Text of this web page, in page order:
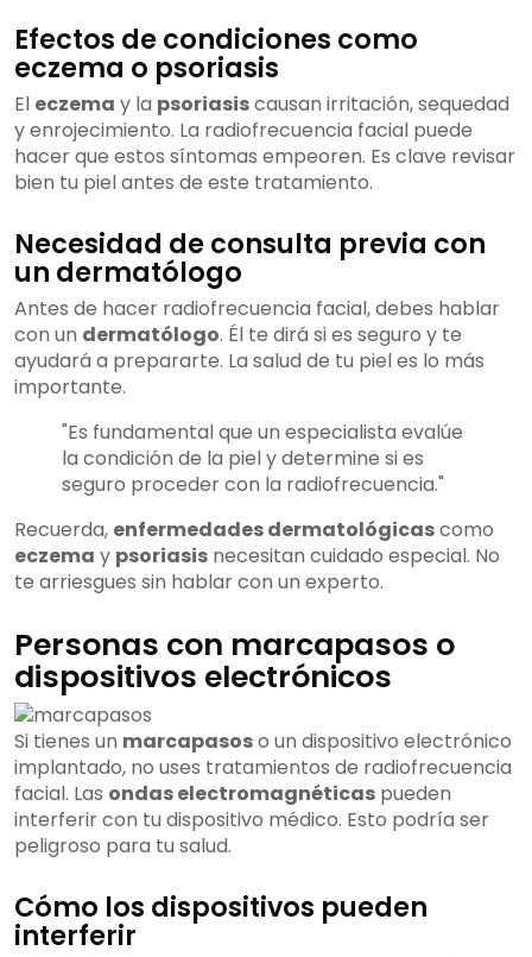
Efectos de condiciones como
eczema o psoriasis
El eczema y la psoriasiscausan irritación, sequedad
y enrojecimiento. La radiofrecuencia facial puede
hacer que estos síntomas empeoren. Es clave revisar
bien tu piel antes de este tratamiento.
Necesidad de consulta previa con
un dermatólogo
Antes de hacer radiofrecuencia facial, debes hablar
con un dermatólogo. Él te dirá si es seguro y te
ayudará a prepararte. La salud de tu piel es lo más
importante.
"Es fundamental que un especialista evalúe
la condición de la piel y determine si es
seguro proceder con la radiofrecuencia."
Recuerda, enfermedades dermatológicascomo
eczema y psoriasis necesitan cuidado especial. No
te arriesgues sin hablar con un experto.
Personas con marcapasos o
dispositivos electrónicos
Si tienes un marcapasoso un dispositivo electrónico
implantado, no uses tratamientos de radiofrecuencia
facial. Las ondas electromagnéticas pueden
interferir con tu dispositivo médico. Esto podría ser
peligroso para tu salud.
Cómo los dispositivos pueden
interferir